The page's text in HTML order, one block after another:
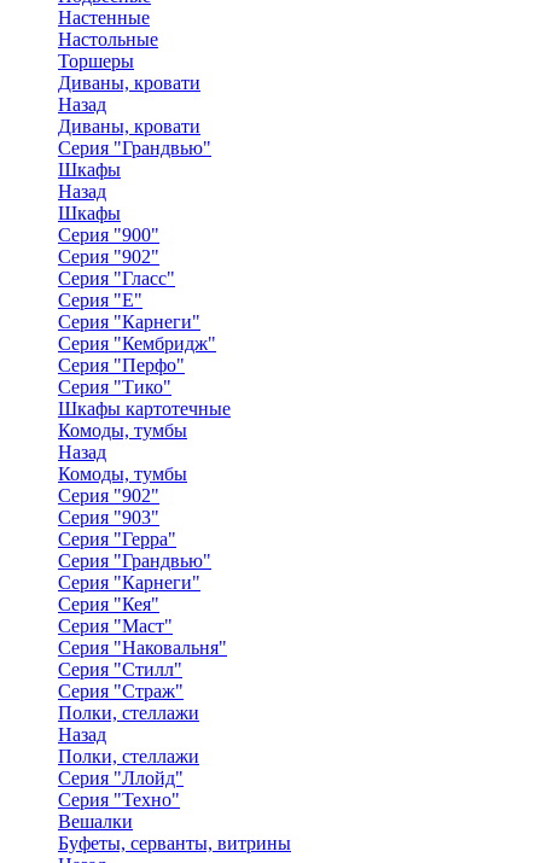
Настенные
Настольные
Торшеры
Диваны, кровати
Назад
Диваны, кровати
Серия "Грандвью"
Шкафы
Назад
Шкафы
Серия "900"
Серия "902"
Серия "Гласс"
Серия "Е"
Серия "Карнеги"
Серия "Кембридж"
Серия "Перфо"
Серия "Тико"
Шкафы картотечные
Комоды, тумбы
Назад
Комоды, тумбы
Серия "902"
Серия "903"
Серия "Герра"
Серия "Грандвью"
Серия "Карнеги"
Серия "Кея"
Серия "Маст"
Серия "Наковальня"
Серия "Стилл"
Серия "Страж"
Полки, стеллажи
Назад
Полки, стеллажи
Серия "Ллойд"
Серия "Техно"
Вешалки
Буфеты, серванты, витрины